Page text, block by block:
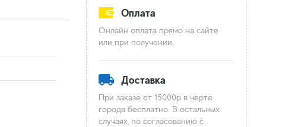
Оплата
Онлайн оплата прямо на сайте
или при получении.
Доставка
При заказе от 15000р в черте
города бесплатно. В остальных
случаях, по согласованию с